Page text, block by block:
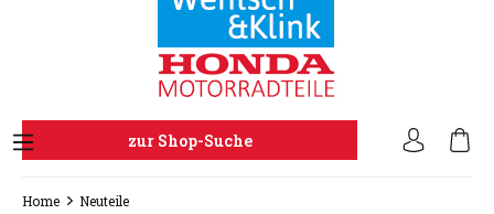
zur Shop-Suche
Home Neuteile